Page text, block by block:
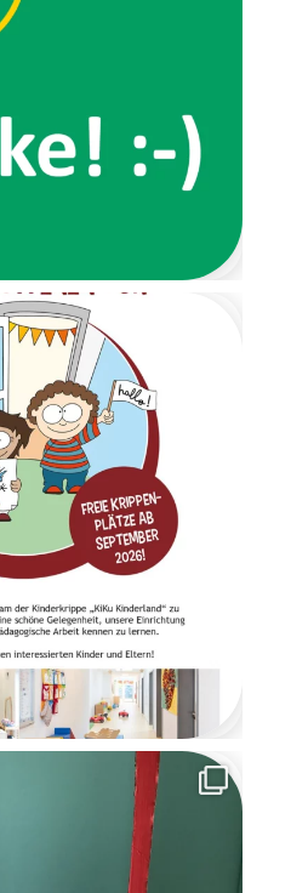
den wir
Schon im
wartete eine
Wichtel
Kinder dazu
wurden alle
begrüßt.
wir
gemütlicher
gemeinsam
Es war
Staunen
letzten Tag
sich die
Sie bedankten
und
Kindern, im
Die
für alle eine
Zeit
Vorfreude, an
lange